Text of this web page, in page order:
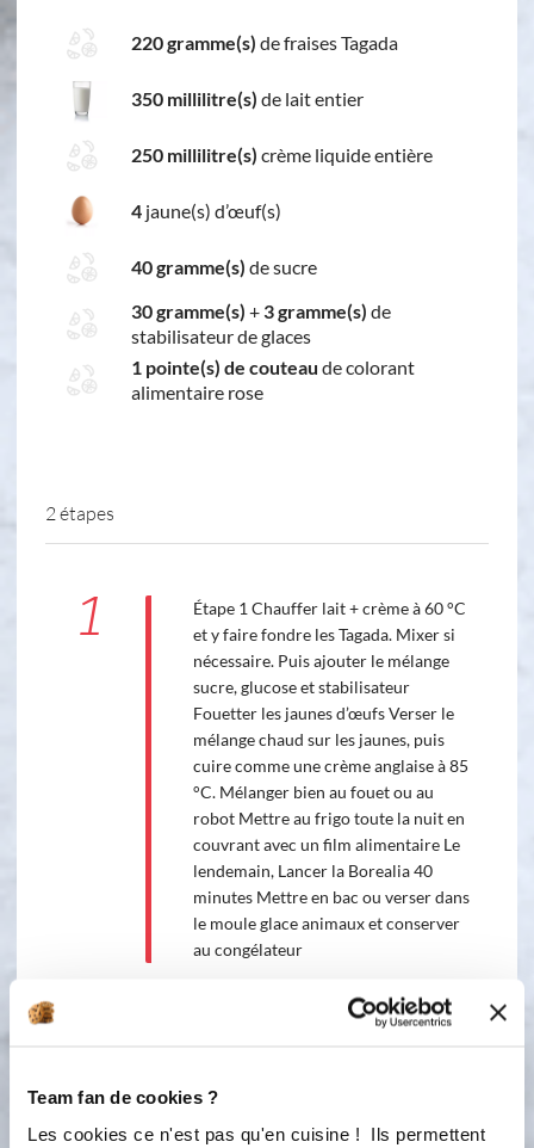
Team fan de cookies ?
Les cookies ce n'est pas qu'en cuisine ! Ils permettent
220 gramme(s) de fraises Tagada
350 millilitre(s) de lait entier
250 millilitre(s) crème liquide entière
4 jaune(s) d’œuf(s)
40 gramme(s) de sucre
30 gramme(s) + 3 gramme(s) de
stabilisateur de glaces
1 pointe(s) de couteau de colorant
alimentaire rose
2 étapes
1
Étape 1 Chauffer lait + crème à 60 °C
et y faire fondre les Tagada. Mixer si
nécessaire. Puis ajouter le mélange
sucre, glucose et stabilisateur
Fouetter les jaunes d’œufs Verser le
mélange chaud sur les jaunes, puis
cuire comme une crème anglaise à 85
°C. Mélanger bien au fouet ou au
robot Mettre au frigo toute la nuit en
couvrant avec un film alimentaire Le
lendemain, Lancer la Borealia 40
minutes Mettre en bac ou verser dans
le moule glace animaux et conserver
au congélateur
Bon appétit !